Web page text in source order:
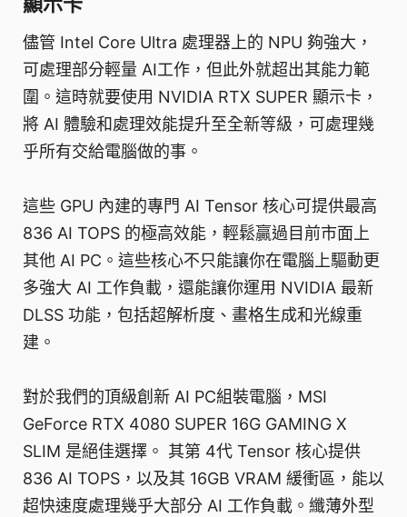
儘管 Intel Core Ultra 處理器上的 NPU 夠強大，
可處理部分輕量 AI工作，但此外就超出其能力範
圍。這時就要使用 NVIDIA RTX SUPER 顯示卡，
將 AI 體驗和處理效能提升至全新等級，可處理幾
乎所有交給電腦做的事。
這些 GPU 內建的專門 AI Tensor 核心可提供最高
836 AI TOPS 的極高效能，輕鬆贏過目前市面上
其他 AI PC。這些核心不只能讓你在電腦上驅動更
多強大 AI 工作負載，還能讓你運用 NVIDIA 最新
DLSS 功能，包括超解析度、畫格生成和光線重
建。
對於我們的頂級創新 AI PC組裝電腦，MSI
GeForce RTX 4080 SUPER 16G GAMING X
SLIM 是絕佳選擇。 其第 4代 Tensor 核心提供
836 AI TOPS，以及其 16GB VRAM 緩衝區，能以
超快速度處理幾乎大部分 AI 工作負載。纖薄外型